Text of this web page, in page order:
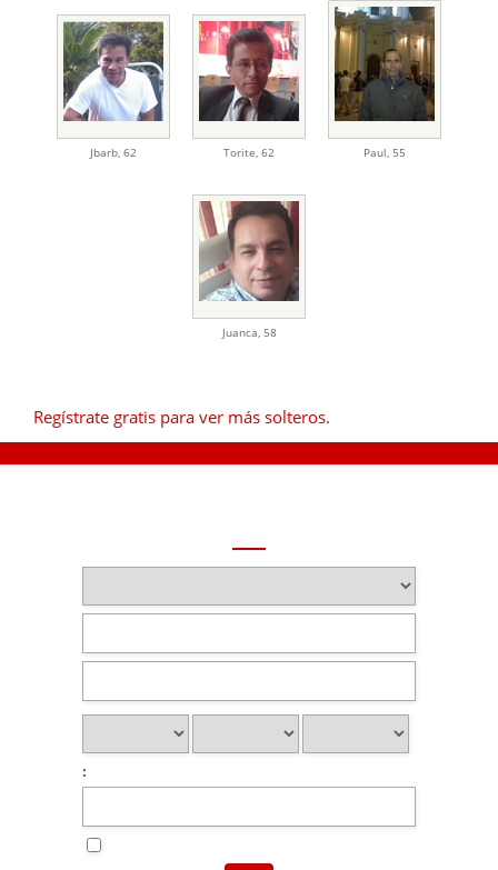
Jbarb 62 Torite 62 Paul 55
Juanca 58
Regístrate gratis para ver más solteros.
: